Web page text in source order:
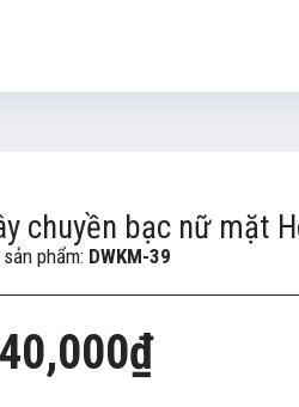
chuyền bạc nữ mặt
phẩm: DWKM-39